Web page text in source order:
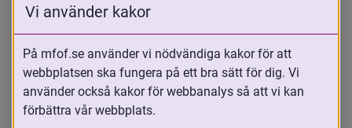
Oavsett om du är adopterad,
adoptivförälder eller arbetar med
Vi använder kakor
På mfof.se använder vi nödvändiga kakor för att
webbplatsen ska fungera på ett bra sätt för dig. Vi
använder också kakor för webbanalys så att vi kan
förbättra vår webbplats.